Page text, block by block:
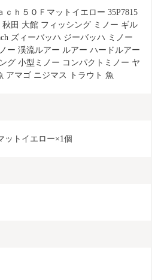
ｈ５０Ｆマットイエロー 35P7815
田 大館 フィッシング ミノー ギル
ズィーバッハ ジーバッハ ミノー
ー 渓流ルアー ルアー ハードルアー
グ 小型ミノー コンパクトミノー ヤ
アマゴ ニジマス トラウト 魚
ットイエロー×1個